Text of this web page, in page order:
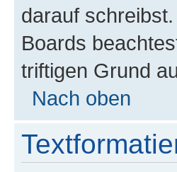
darauf
Boards
triftigen Grund
Nach oben